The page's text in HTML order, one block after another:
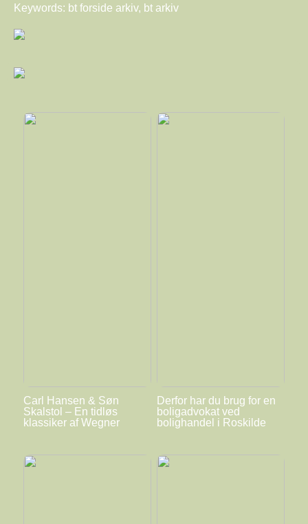
Keywords: bt forside arkiv, bt arkiv
Carl Hansen & Søn
Skalstol – En tidløs
klassiker af Wegner
Derfor har du brug for en
boligadvokat ved
bolighandel i Roskilde